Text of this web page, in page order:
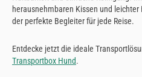
herausnehmbaren Kissen und
der perfekte Begleiter für jede Reise.
Entdecke jetzt die ideale
Transportbox Hund.